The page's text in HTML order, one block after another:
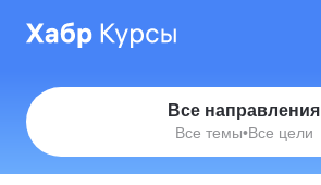
Все направления
Все темы•Все цели